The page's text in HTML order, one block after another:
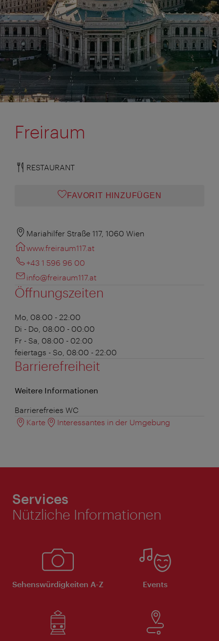
Freiraum
RESTAURANT
FAVORIT HINZUFÜGEN
Mariahilfer Straße 117, 1060 Wien
www.freiraum117.at
+43 1 596 96 00
info@freiraum117.at
Öffnungszeiten
Mo, 08:00 - 22:00
Di - Do, 08:00 - 00:00
Fr - Sa, 08:00 - 02:00
feiertags - So, 08:00 - 22:00
Barrierefreiheit
Weitere Informationen
Barrierefreies WC
Karte
Interessantes in der Umgebung
Services
Nützliche Informationen
Sehenswürdigkeiten A-Z Events